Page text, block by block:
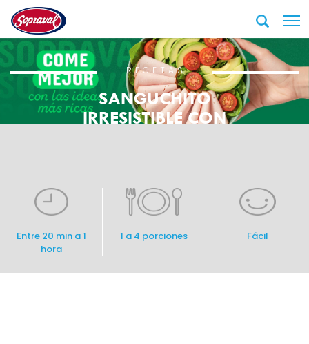
RECETAS
SANGUCHITO
IRRESISTIBLE CON
Entre 20 min a 1
hora
1 a 4 porciones Fácil